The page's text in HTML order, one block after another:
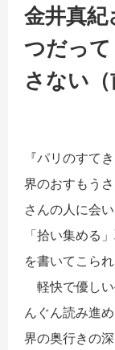
金井真
つだっ
さない（
『パリのすて
界のおすもう
さんの人に会
「拾い集める
を書いてこら
軽快で優しい
んぐん読み進
界の奥行きの